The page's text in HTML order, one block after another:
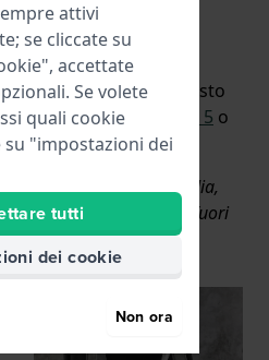
Seiko
Portafoglio Seiko in
omaggio con l'acquisto
di un orologio
Seiko 5 o
Prospex.
Non disponibile in Italia,
Francia, Germania e fuori
dall'UE.
attivi
se cliccate su
accettate
Se volete
quali cookie
"impostazioni dei
tutti
dei cookie
Non ora